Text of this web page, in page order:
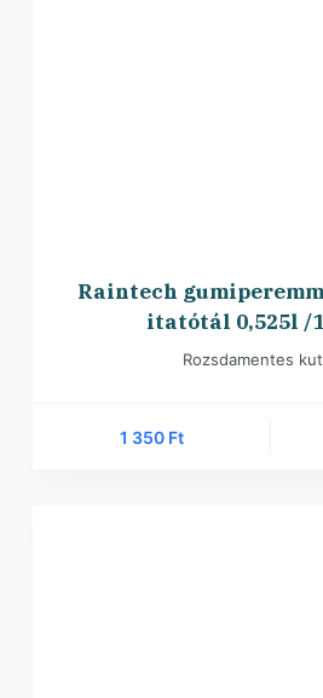
Raintech
itatótál 0,525l /
Rozsdamentes
1 350 Ft